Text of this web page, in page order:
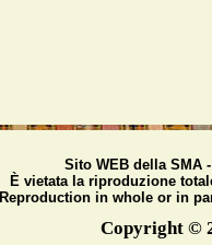
Sito WEB della SMA
È vietata la riproduzione
Reproduction in whole or in
Copyright ©